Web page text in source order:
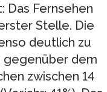
Das Fernsehen
Stelle. Die
deutlich zu
gegenüber dem
zwischen 14